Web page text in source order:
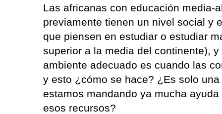
Las africanas con educación media-
previamente tienen un nivel social y
que piensen en estudiar o estudiar
superior a la media del continente),
ambiente adecuado es cuando las
y esto ¿cómo se hace? ¿Es solo
estamos mandando ya mucha
esos recursos?